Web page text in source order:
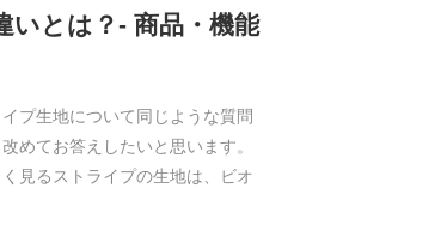
いとは？- 商品・機能
プ生地について同じような質問
めてお答えしたいと思います。
く見るストライプの生地は、ビオ